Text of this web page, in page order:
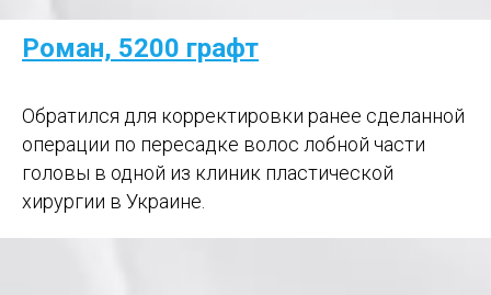
Роман, 5200 графт
Обратился для корректировки ранее сделанной
операции по пересадке волос лобной части
головы в одной из клиник пластической
хирургии в Украине.